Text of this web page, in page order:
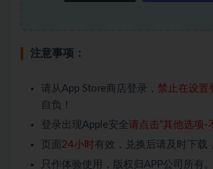
注意事项：
请从App Store商店登录， 禁止在设置
自负！
登录出现Apple安全请点击“其他选项-
页面 24小时有效，兑换后请及时下载
只作体验使用，版权归APP公司所有。